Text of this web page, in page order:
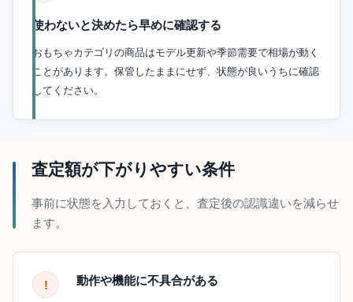
使わないと決めたら早めに確認する
おもちゃカテゴリの商品はモデル更新や季節需要で相場が動く
ことがあります。保管したままにせず、状態が良いうちに確認
してください。
査定額が下がりやすい条件
事前に状態を入力しておくと、査定後の認識違いを減らせ
ます。
動作や機能に不具合がある